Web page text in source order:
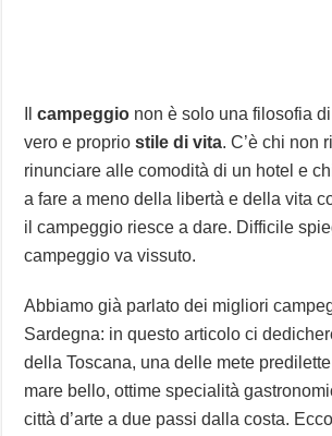
Ilcampeggio non è solo una filosofia
vero e propriostile di vita. C’è chi non
rinunciare alle comodità di un hotel e
a fare a meno della libertà e della vita
il campeggio riesce a dare. Difficile
campeggio va vissuto.
Abbiamo già parlato dei migliori
Sardegna: in questo articolo ci
della Toscana, una delle mete
mare bello, ottime specialità
città d’arte a due passi dalla costa.